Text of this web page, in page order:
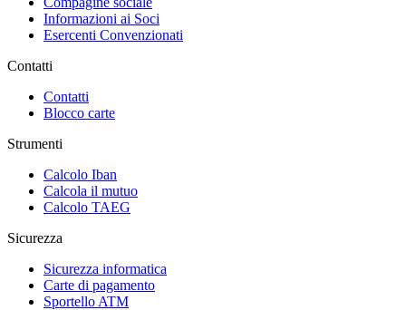
Informazioni ai Soci
Esercenti Convenzionati
Contatti
Contatti
Blocco carte
Strumenti
Calcolo Iban
Calcola il mutuo
Calcolo TAEG
Sicurezza
Sicurezza informatica
Carte di pagamento
Sportello ATM